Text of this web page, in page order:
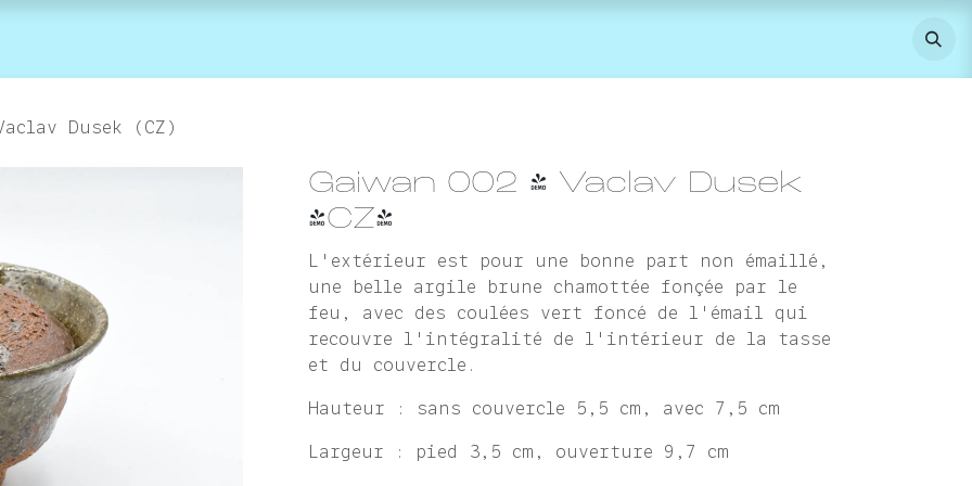
Dusek (CZ)
Gaiwan 002 - Vaclav Dusek
(CZ)
L'extérieur est pour une bonne part non émaillé,
une belle argile brune chamottée fonçée par le
feu, avec des coulées vert foncé de l'émail qui
recouvre l'intégralité de l'intérieur de la tasse
et du couvercle.
Hauteur : sans couvercle 5,5 cm, avec 7,5 cm
Largeur : pied 3,5 cm, ouverture 9,7 cm